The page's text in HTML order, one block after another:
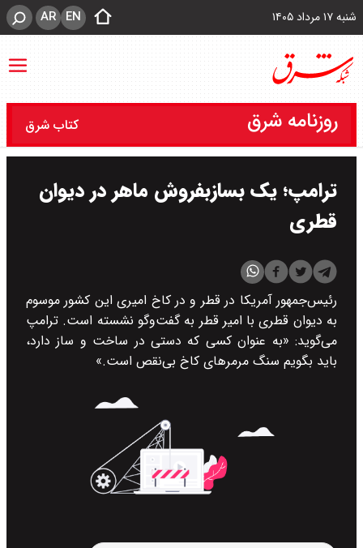
شنبه ۱۷ مرداد ۱۴۰۵ EN
AR
روزنامه شرق کتاب شرق
ترامپ؛ یک بساز‌بفروش ماهر در دیوان
قطری
رئیس‌جمهور آمریکا در قطر و در کاخ امیری این کشور موسوم
به دیوان قطری با امیر قطر به گفت‌وگو نشسته است. ترامپ
می‌گوید: «به عنوان کسی که دستی در ساخت و ساز دارد،
باید بگویم سنگ مرمر‌های کاخ بی‌نقص است.»